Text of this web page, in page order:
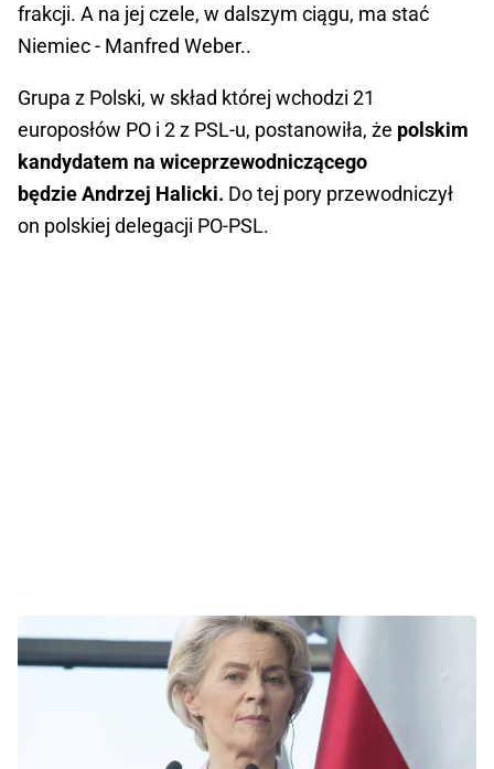
frakcji. A na jej czele, w dalszym ciągu, ma stać
Niemiec - Manfred Weber..
Grupa z Polski, w skład której wchodzi 21
europosłów PO i 2 z PSL-u, postanowiła, że polskim
kandydatem na wiceprzewodniczącego
będzie Andrzej Halicki. Do tej pory przewodniczył
on polskiej delegacji PO-PSL.